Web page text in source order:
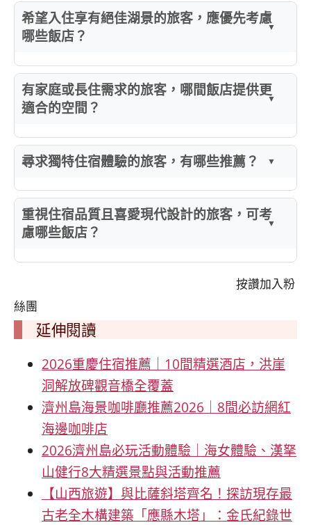
希望入住享有絕佳湖景的旅客，應優先考慮
哪些飯店？
有家庭或長住需求的旅客，哪間飯店提供更
適合的空間？
尋求獨特住宿體驗的旅客，有哪些推薦？
重視住宿品質且喜愛現代設計的旅客，可考
慮哪些飯店？
按讚加入粉
絲團
延伸閱讀
2026重慶住宿推薦｜10間精選酒店，洪崖
洞解放碑觀音橋全覆蓋
濟州島海景咖啡廳推薦2026｜8間必訪網紅
海邊咖啡店
2026濟州島必玩活動體驗｜海女體驗、漢拏
山健行8大精選景點與活動推薦
【山西旅遊】與比薩斜塔齊名！探訪現存最
古老全木構建築「應縣木塔」：金氏紀錄世